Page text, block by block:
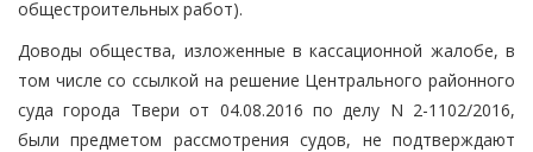
общестроительных работ).
Доводы общества, изложенные в кассационной жалобе, в
том числе со ссылкой на решение Центрального районного
суда города Твери от 04.08.2016 по делу N 2-1102/2016,
были предметом рассмотрения судов, не подтверждают